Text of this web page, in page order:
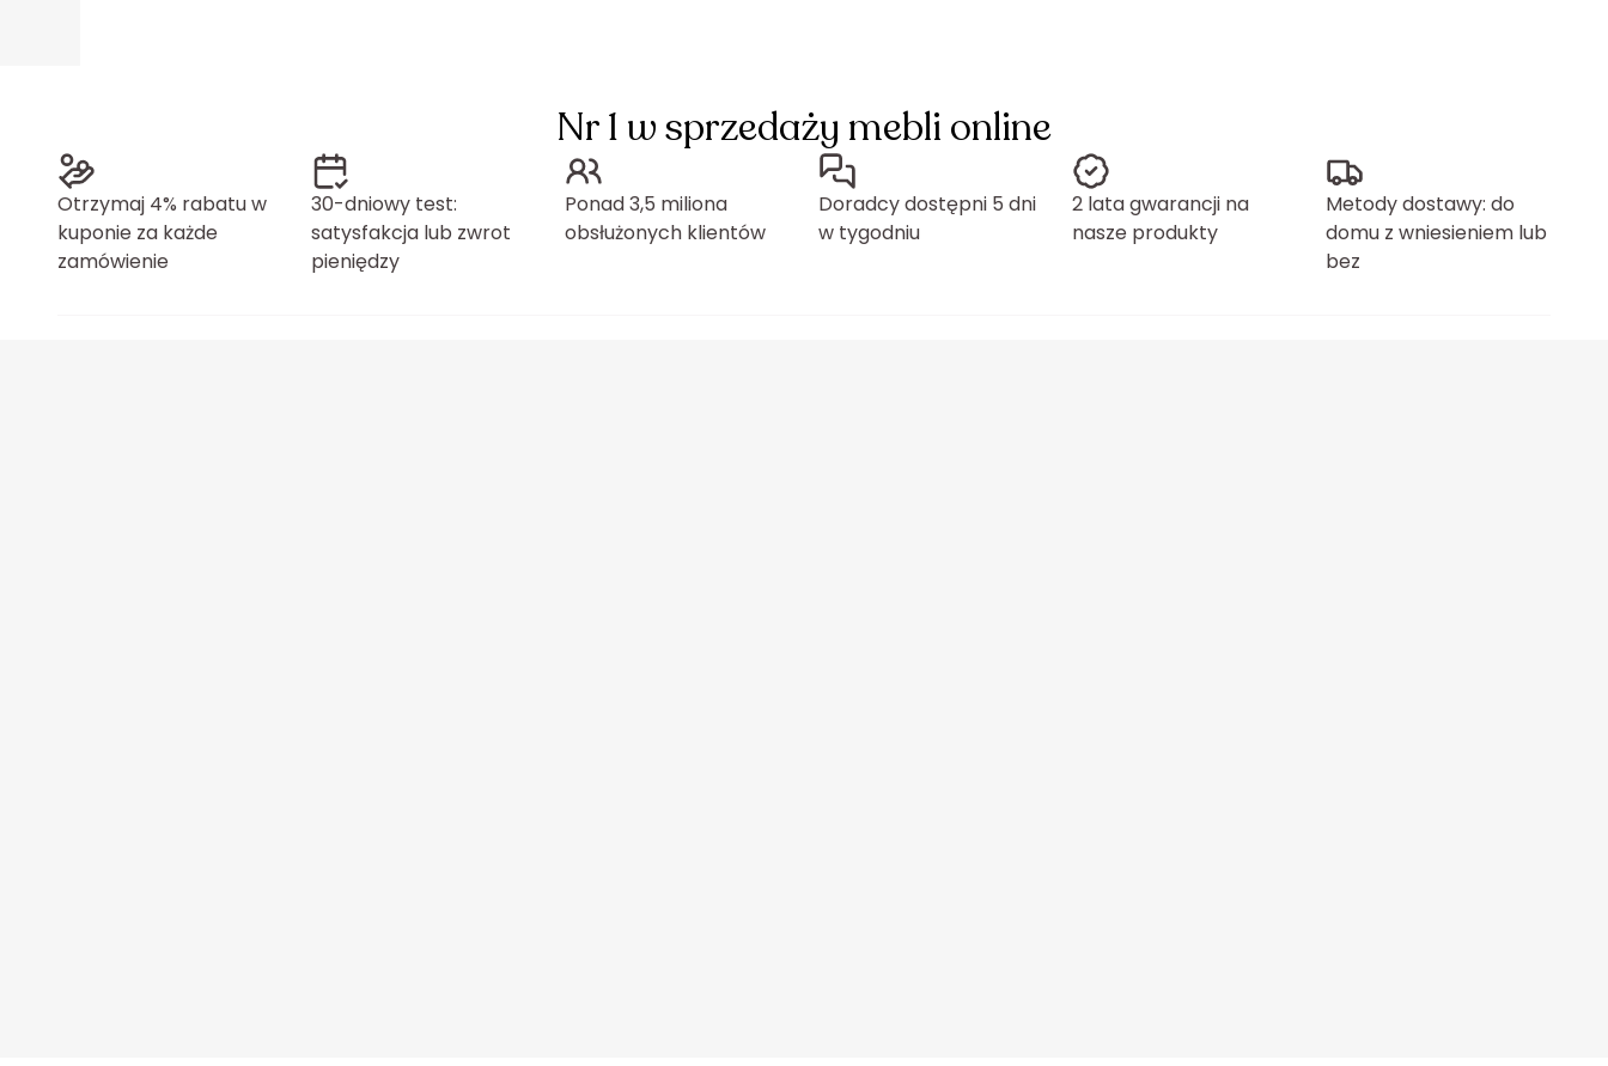
Nr 1 w sprzedaży mebli online
Otrzymaj 4% rabatu w
kuponie za każde
zamówienie
30-dniowy test:
satysfakcja lub zwrot
pieniędzy
Ponad 3,5 miliona
obsłużonych klientów
Doradcy dostępni 5 dni
w tygodniu
2 lata gwarancji na
nasze produkty
Metody dostawy: do
domu z wniesieniem lub
bez